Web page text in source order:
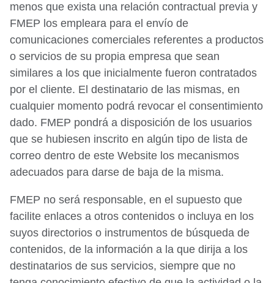
menos que exista una relación contractual previa y
FMEP los empleara para el envío de
comunicaciones comerciales referentes a productos
o servicios de su propia empresa que sean
similares a los que inicialmente fueron contratados
por el cliente. El destinatario de las mismas, en
cualquier momento podrá revocar el consentimiento
dado. FMEP pondrá a disposición de los usuarios
que se hubiesen inscrito en algún tipo de lista de
correo dentro de este Website los mecanismos
adecuados para darse de baja de la misma.
FMEP no será responsable, en el supuesto que
facilite enlaces a otros contenidos o incluya en los
suyos directorios o instrumentos de búsqueda de
contenidos, de la información a la que dirija a los
destinatarios de sus servicios, siempre que no